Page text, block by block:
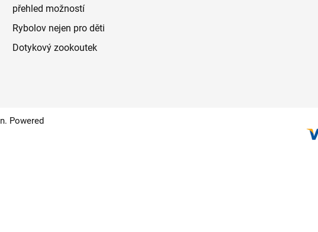
přehled možností
Rybolov nejen pro děti
Dotykový zookoutek
Powered